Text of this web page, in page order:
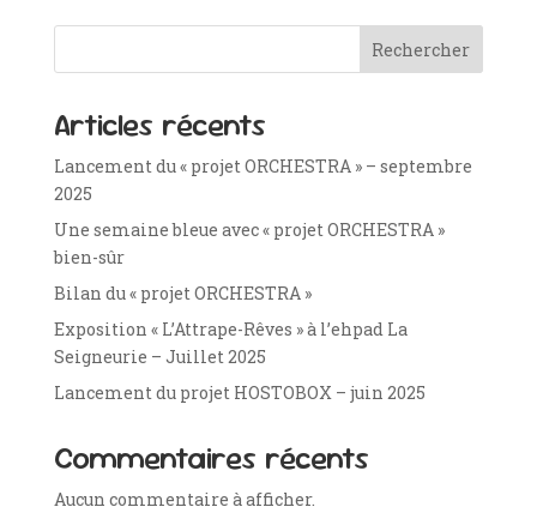
Rechercher
Articles récents
Lancement du « projet ORCHESTRA » – septembre
2025
Une semaine bleue avec « projet ORCHESTRA »
bien-sûr
Bilan du « projet ORCHESTRA »
Exposition « L’Attrape-Rêves » à l’ehpad La
Seigneurie – Juillet 2025
Lancement du projet HOSTOBOX – juin 2025
Commentaires récents
Aucun commentaire à afficher.